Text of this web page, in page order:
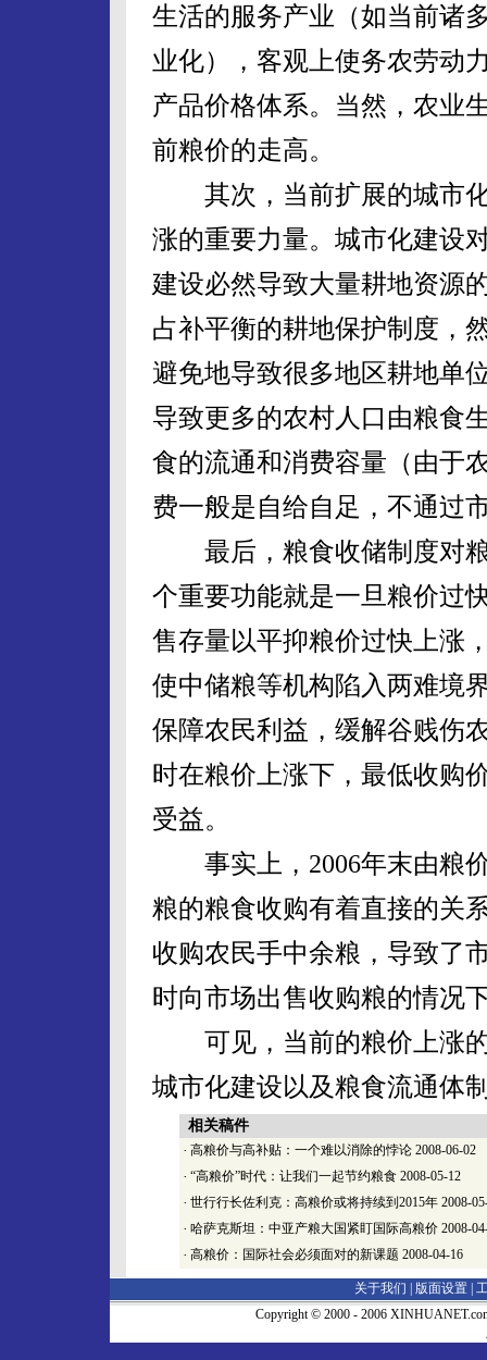
生活的服务产业（如当前诸
业化），客观上使务农劳动
产品价格体系。当然，农业
前粮价的走高。
其次，当前扩展的城市化
涨的重要力量。城市化建设
建设必然导致大量耕地资源
占补平衡的耕地保护制度，
避免地导致很多地区耕地单
导致更多的农村人口由粮食
食的流通和消费容量（由于
费一般是自给自足，不通过
最后，粮食收储制度对粮
个重要功能就是一旦粮价过
售存量以平抑粮价过快上涨
使中储粮等机构陷入两难境
保障农民利益，缓解谷贱伤
时在粮价上涨下，最低收购
受益。
事实上，2006年末由粮价
粮的粮食收购有着直接的关
收购农民手中余粮，导致了
时向市场出售收购粮的情况
可见，当前的粮价上涨的
城市化建设以及粮食流通体
相关稿件
· 高粮价与高补贴：一个难以消除的悖论 2008-06-02
· “高粮价”时代：让我们一起节约粮食 2008-05-12
· 世行行长佐利克：高粮价或将持续到2015年 2008-
· 哈萨克斯坦：中亚产粮大国紧盯国际高粮价 2008-
· 高粮价：国际社会必须面对的新课题 2008-04-16
关于我们 | 版面设置
Copyright © 2000 - 2006